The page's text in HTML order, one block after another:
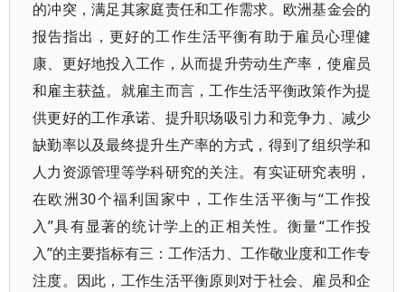
的冲突，满足其家庭责任和工作需求。欧洲基金会的
报告指出，更好的工作生活平衡有助于雇员心理健
康、更好地投入工作，从而提升劳动生产率，使雇员
和雇主获益。就雇主而言，工作生活平衡政策作为提
供更好的工作承诺、提升职场吸引力和竞争力、减少
缺勤率以及最终提升生产率的方式，得到了组织学和
人力资源管理等学科研究的关注。有实证研究表明，
在欧洲30个福利国家中，工作生活平衡与“工作投
入”具有显著的统计学上的正相关性。衡量“工作投
入”的主要指标有三：工作活力、工作敬业度和工作专
注度。因此，工作生活平衡原则对于社会、雇员和企